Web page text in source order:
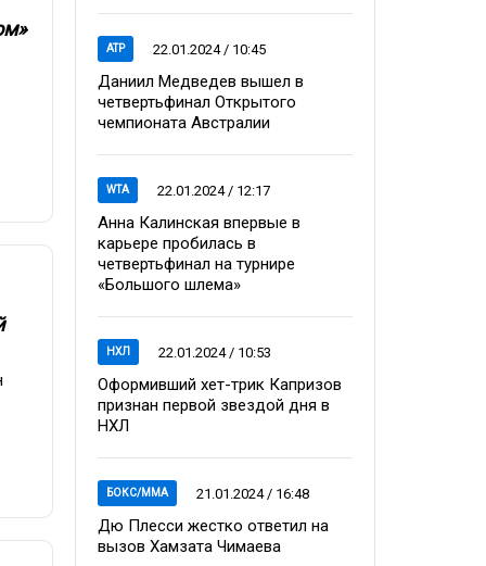
ATP 22.01.2024 / 10:45
Даниил Медведев вышел в
четвертьфинал Открытого
чемпионата Австралии
WTA 22.01.2024 / 12:17
Анна Калинская впервые в
карьере пробилась в
четвертьфинал на турнире
«Большого шлема»
НХЛ 22.01.2024 / 10:53
Оформивший хет-трик Капризов
признан первой звездой дня в
НХЛ
БОКС/ММА 21.01.2024 / 16:48
Дю Плесси жестко ответил на
вызов Хамзата Чимаева